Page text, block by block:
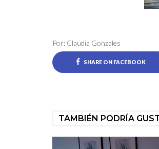
Por: Claudia Gonzales
SHARE ON FACEBOOK
TAMBIÉN PODRÍA